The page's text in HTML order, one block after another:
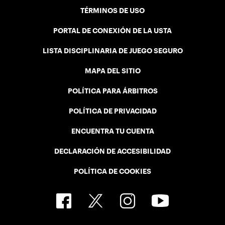
TÉRMINOS DE USO
PORTAL DE CONEXIÓN DE LA USTA
LISTA DISCIPLINARIA DE JUEGO SEGURO
MAPA DEL SITIO
POLÍTICA PARA ÁRBITROS
POLÍTICA DE PRIVACIDAD
ENCUENTRA TU CUENTA
DECLARACIÓN DE ACCESIBILIDAD
POLÍTICA DE COOKIES